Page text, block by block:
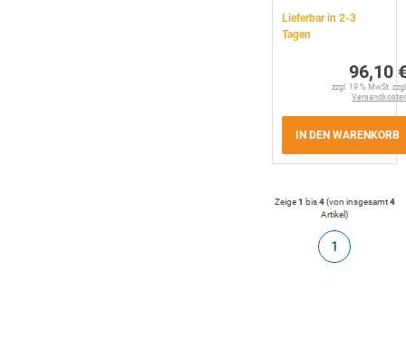
Lieferbar in 2-3
Tagen
96,10
zzgl. 19 % MwSt.
IN DEN WARENKORB
Zeige1 bis4(von insgesamt4
Artikel)
1